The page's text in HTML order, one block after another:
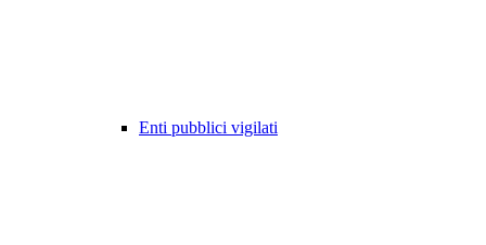
Enti pubblici vigilati